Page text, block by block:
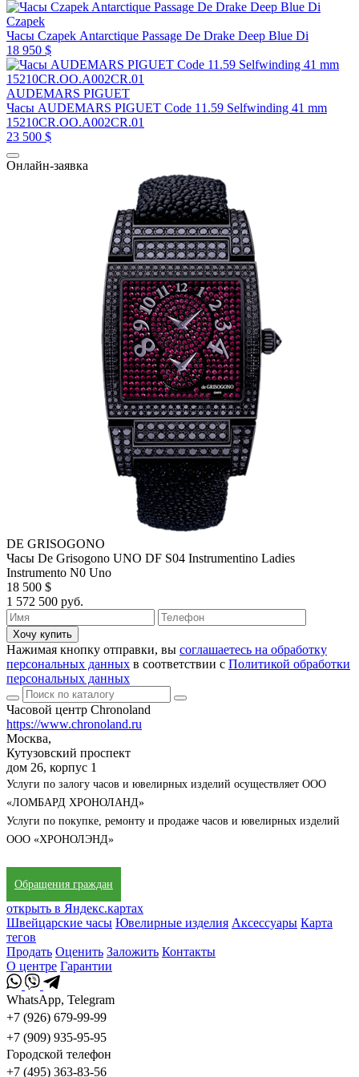
Czapek
Часы Czapek Antarctique Passage De Drake Deep Blue Di
18 950 $
AUDEMARS PIGUET
Часы AUDEMARS PIGUET Code 11.59 Selfwinding 41 mm
15210CR.OO.A002CR.01
23 500 $
Онлайн-заявка
DE GRISOGONO
Часы De Grisogono UNO DF S04 Instrumentino Ladies
Instrumento N0 Uno
18 500 $
1 572 500 руб.
Хочу купить
Нажимая кнопку отправки, вы соглашаетесь на обработку
персональных данных в соответствии с Политикой обработки
персональных данных
Часовой центр Chronoland
https://www.chronoland.ru
Москва,
Кутузовский проспект
дом 26, корпус 1
Услуги по залогу часов и ювелирных изделий осуществляет ООО
«ЛОМБАРД ХРОНОЛАНД»
Услуги по покупке, ремонту и продаже часов и ювелирных изделий
ООО «ХРОНОЛЭНД»
Обращения граждан
открыть в Яндекс.картах
Швейцарские часы Ювелирные изделия Аксессуары Карта
тегов
Продать Оценить Заложить Контакты
О центре Гарантии
WhatsApp, Telegram
+7 (926) 679-99-99
+7 (909) 935-95-95
Городской телефон
+7 (495) 363-83-56